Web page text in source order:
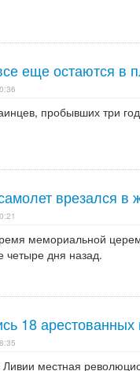
еще остаются в
пробывших три
врезался в
мемориальной
четыре дня назад.
18
местная